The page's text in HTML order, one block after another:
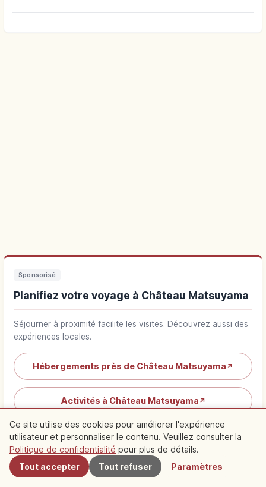
Sponsorisé
Planifiez votre voyage à Château Matsuyama
Séjourner à proximité facilite les visites. Découvrez aussi des
expériences locales.
Hébergements près de Château Matsuyama ↗
Activités à Château Matsuyama ↗
À proximité
Ce site utilise des cookies pour améliorer l'expérience
utilisateur et personnaliser le contenu. Veuillez consulter la
Politique de confidentialité pour plus de détails.
Tout accepter
Tout refuser Paramètres